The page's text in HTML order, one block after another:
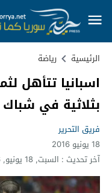
الرئيسية رياضة
اسبانيا تتأهل
بثلاثية في شباك
فريق التحرير
18 يونيو 2016
آخر تحديث : السبت, 18 يونيو, 2016 - 3:15 صباحًا